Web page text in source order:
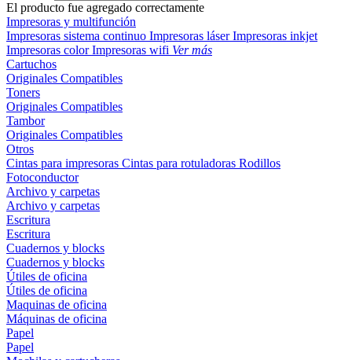
El producto fue agregado correctamente
Impresoras y multifunción
Impresoras sistema continuo Impresoras láserImpresoras inkjet
Impresoras colorImpresoras wifi Ver más
Cartuchos
Originales Compatibles
Toners
Originales Compatibles
Tambor
Originales Compatibles
Otros
Cintas para impresoras Cintas para rotuladoras Rodillos
Fotoconductor
Archivo y carpetas
Archivo y carpetas
Escritura
Escritura
Cuadernos y blocks
Cuadernos y blocks
Útiles de oficina
Útiles de oficina
Maquinas de oficina
Máquinas de oficina
Papel
Papel